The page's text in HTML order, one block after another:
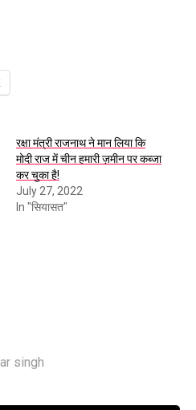
रक्षा मंत्री राजनाथ ने मान लिया कि
मोदी राज में चीन हमारी ज़मीन पर कब्जा
कर चुका है!
July 27, 2022
In "सियासत"
singh